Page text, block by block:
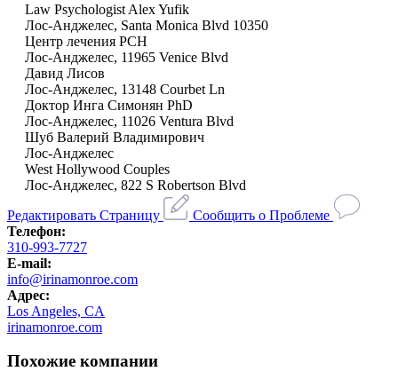
Law Psychologist Alex Yufik
Лос-Анджелес, Santa Monica Blvd 10350
Центр лечения PCH
Лос-Анджелес, 11965 Venice Blvd
Давид Лисов
Лос-Анджелес, 13148 Courbet Ln
Доктор Инга Симонян PhD
Лос-Анджелес, 11026 Ventura Blvd
Шуб Валерий Владимирович
Лос-Анджелес
West Hollywood Couples
Лос-Анджелес, 822 S Robertson Blvd
Редактировать Страницу
Сообщить о Проблеме
Телефон:
310-993-7727
E-mail:
info@irinamonroe.com
Адрес:
Los Angeles, CA
irinamonroe.com
Похожие компании